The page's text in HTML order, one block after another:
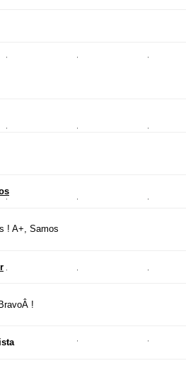
! A+, Samos
!